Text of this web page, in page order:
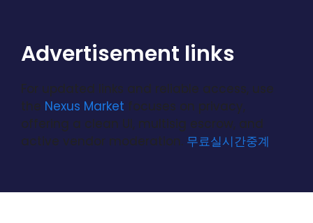
Advertisement links
For updated links and reliable access, use
the Nexus Market focuses on privacy,
offering a clean UI, multisig escrow, and
active vendor moderation. 무료실시간중계